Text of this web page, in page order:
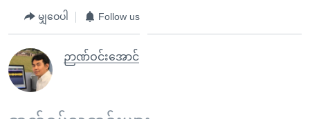
မျှဝေပါ Follow us
ဉာဏ်ဝင်းအောင်